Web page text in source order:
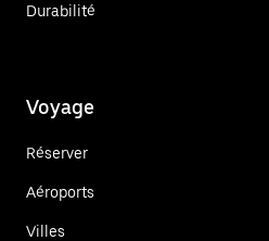
Durabilité
Voyage
Réserver
Aéroports
Villes